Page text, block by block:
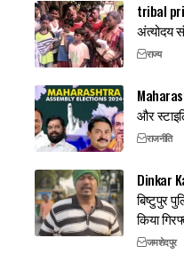
tribal
अंत्योदय
राज्य
और
राजनीति
Dinkar
बिष्टुपुर
किया
जमशेदपुर